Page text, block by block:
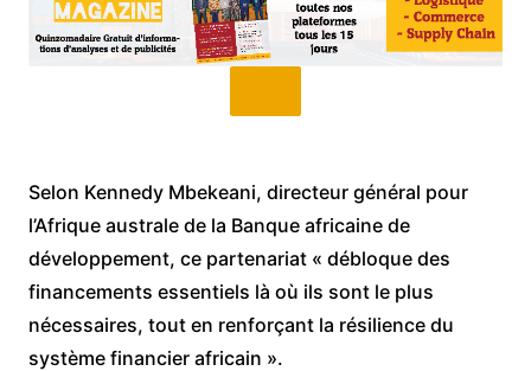
Selon Kennedy Mbekeani, directeur général pour
l’Afrique australe de la Banque africaine de
développement, ce partenariat « débloque des
financements essentiels là où ils sont le plus
nécessaires, tout en renforçant la résilience du
système financier africain ».